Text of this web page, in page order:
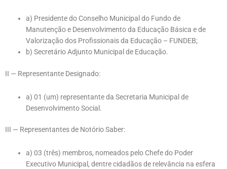
a) Presidente do Conselho Municipal do Fundo de
Manutenção e Desenvolvimento da Educação Básica e de
Valorização dos Profissionais da Educação – FUNDEB;
b) Secretário Adjunto Municipal de Educação.
II — Representante Designado:
a) 01 (um) representante da Secretaria Municipal de
Desenvolvimento Social.
III — Representantes de Notório Saber:
a) 03 (três) membros, nomeados pelo Chefe do Poder
Executivo Municipal, dentrecidadãos de relevância na esfera